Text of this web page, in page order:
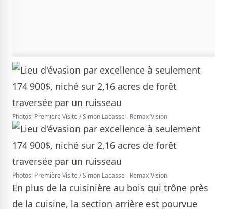
Photos: Première Visite / Simon Lacasse - Remax Vision
Photos: Première Visite / Simon Lacasse - Remax Vision
En plus de la cuisinière au bois qui trône près
de la cuisine, la section arrière est pourvue